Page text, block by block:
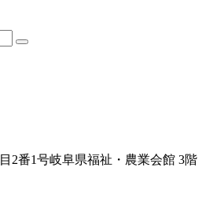
2番1号岐阜県福祉・農業会館 3階